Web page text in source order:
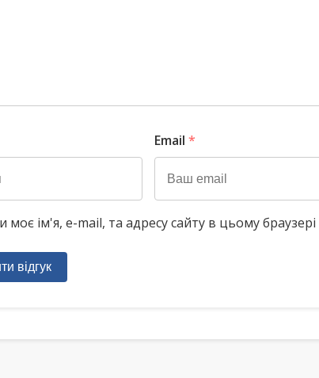
Email *
моє ім'я, e-mail, та адресу сайту в цьому
відгук